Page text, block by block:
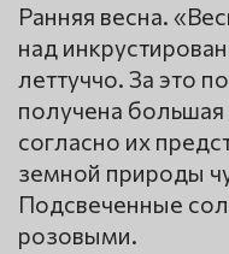
Ранняя весна.
над
леттуччо. За это
получена
согласно их
земной природы
Подсвеченные
розовыми.